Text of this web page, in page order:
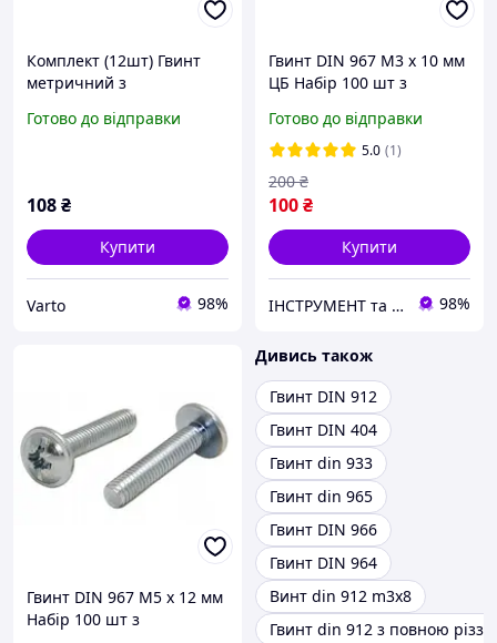
Комплект (12шт) Гвинт
метричний з
бортиком DIN 967, М6х30
Готово до відправки
108₴
Купити
Varto 98%
Гвинт DIN 967 М3 х 10 мм
ЦБ Набір 100 шт з
та Фланцем PZ+PL Spec
Готово до відправки
5.0 (1)
100₴
200 ₴
Купити
ІНСТРУМЕНТ та МЕТИЗИ 98%
Гвинт DIN 967 М5 х 12 мм
Набір 100 шт з
Дивись також
Гвинт DIN 912
Гвинт DIN 404
Гвинт din 933
Гвинт din 965
Гвинт DIN 966
Гвинт DIN 964
Винт din 912 m3x8
Гвинт din 912 з повною різзю